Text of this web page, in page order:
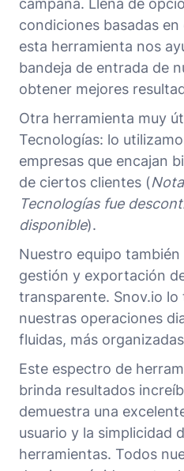
condiciones basadas
esta herramienta nos
bandeja de entrada de
obtener mejores
Otra herramienta muy
Tecnologías: lo
empresas que encajan
de ciertos clientes (
Tecnologías fue
disponible).
Nuestro equipo
gestión y exportación
transparente. Snov.io
nuestras operaciones
fluidas, más
Este espectro de
brinda resultados
demuestra una
usuario y la simplicidad
herramientas. Todos